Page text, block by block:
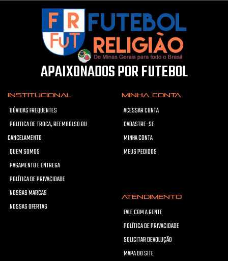
APAIXONADOS POR FUTEBOL
INSTITUCIONAL
DÚVIDAS FREQUENTES
POLITICA DE TROCA, REEMBOLSO OU
CANCELAMENTO
QUEM SOMOS
PAGAMENTO E ENTREGA
POLÍTICA DE PRIVACIDADE
NOSSAS MARCAS
NOSSAS OFERTAS
MINHA CONTA
ACESSAR CONTA
CADASTRE-SE
MINHA CONTA
MEUS PEDIDOS
ATENDIMENTO
FALE COM A GENTE
POLÍTICA DE PRIVACIDADE
SOLICITAR DEVOLUÇÃO
MAPA DO SITE